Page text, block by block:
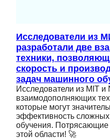
Исследователи из
разработали две
техники,
скорость и
задач машинного
Исследователи из MIT и
взаимодополняющих
которые могут
эффективность
обучения. Потрясающие
этой области! 🚀